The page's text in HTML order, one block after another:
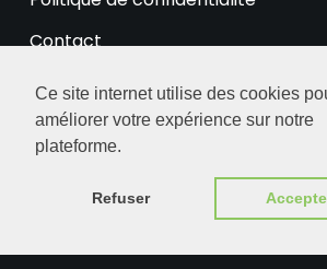
Ce site internet utilise des cookies
améliorer votre expérience sur notre
plateforme.
Refuser
Contact
© 2026 Ariqua Chocolaterie. Certaines